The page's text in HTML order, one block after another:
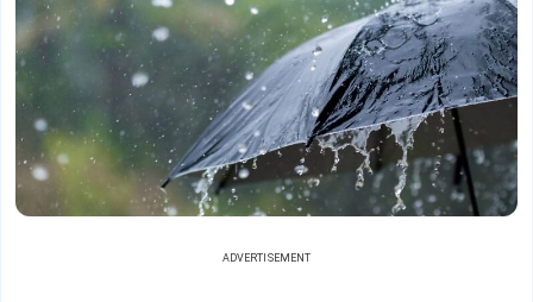
ADVERTISEMENT